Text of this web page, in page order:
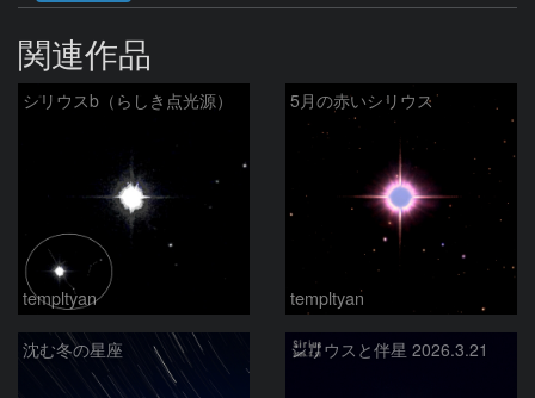
関連作品
シリウスb（らしき点光源）
templtyan
5月の赤いシリウス
templtyan
沈む冬の星座 シリウスと伴星 2026.3.21